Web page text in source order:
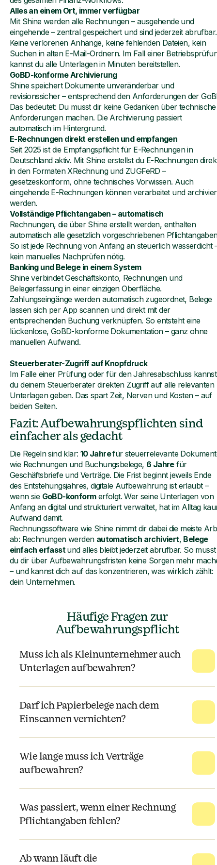
Alles an einem Ort, immer verfügbar
Mit Shine werden alle Rechnungen – ausgehende und
eingehende – zentral gespeichert und sind jederzeit abrufbar.
Keine verlorenen Anhänge, keine fehlenden Dateien, kein
Suchen in alten E-Mail-Ordnern. Im Fall einer
kannst du alle Unterlagen in Minuten bereitstellen.
GoBD-konforme Archivierung
Shine speichert Dokumente unveränderbar und
revisionssicher – entsprechend den Anforderungen der
Das bedeutet: Du musst dir keine Gedanken über technische
Anforderungen machen. Die Archivierung passiert
automatisch im Hintergrund.
E-Rechnungen direkt erstellen und empfangen
Seit 2025 ist die Empfangspflicht für E-Rechnungen in
Deutschland aktiv. Mit Shine erstellst du E-Rechnungen
in den Formaten XRechnung und ZUGFeRD –
gesetzeskonform, ohne technisches Vorwissen. Auch
eingehende E-Rechnungen können verarbeitet und
werden.
Vollständige Pflichtangaben – automatisch
Rechnungen, die über Shine erstellt werden, enthalten
automatisch alle gesetzlich vorgeschriebenen
So ist jede Rechnung von Anfang an steuerlich wasserdicht
kein manuelles Nachprüfen nötig.
Banking und Belege in einem System
Shine verbindet Geschäftskonto, Rechnungen und
Belegerfassung in einer einzigen Oberfläche.
Zahlungseingänge werden automatisch zugeordnet, Belege
lassen sich per App scannen und direkt mit der
entsprechenden Buchung verknüpfen. So entsteht eine
lückenlose, GoBD-konforme Dokumentation – ganz ohne
manuellen Aufwand.
Steuerberater-Zugriff auf Knopfdruck
Im Falle einer Prüfung oder für den Jahresabschluss kannst
du deinem Steuerberater direkten Zugriff auf alle relevanten
Unterlagen geben. Das spart Zeit, Nerven und Kosten – auf
beiden Seiten.
Fazit: Aufbewahrungspflichten sind
einfacher als gedacht
Die Regeln sind klar: 10 Jahrefür steuerrelevante
wie Rechnungen und Buchungsbelege, 6 Jahrefür
Geschäftsbriefe und Verträge. Die Frist beginnt jeweils Ende
des Entstehungsjahres, digitale Aufbewahrung ist erlaubt –
wenn sie GoBD-konformerfolgt. Wer seine Unterlagen von
Anfang an digital und strukturiert verwaltet, hat im Alltag
Aufwand damit.
Rechnungssoftware wie Shine nimmt dir dabei die meiste
ab: Rechnungen werden automatisch archiviert, Belege
einfach erfasst und alles bleibt jederzeit abrufbar. So musst
du dir über Aufbewahrungsfristen keine Sorgen mehr
– und kannst dich auf das konzentrieren, was wirklich zählt:
dein Unternehmen.
Häufige Fragen zur
Aufbewahrungspflicht
Muss ich als Kleinunternehmer auch
Unterlagen aufbewahren?
Darf ich Papierbelege nach dem
Einscannen vernichten?
Wie lange muss ich Verträge
aufbewahren?
Was passiert, wenn einer Rechnung
Pflichtangaben fehlen?
Ab wann läuft die